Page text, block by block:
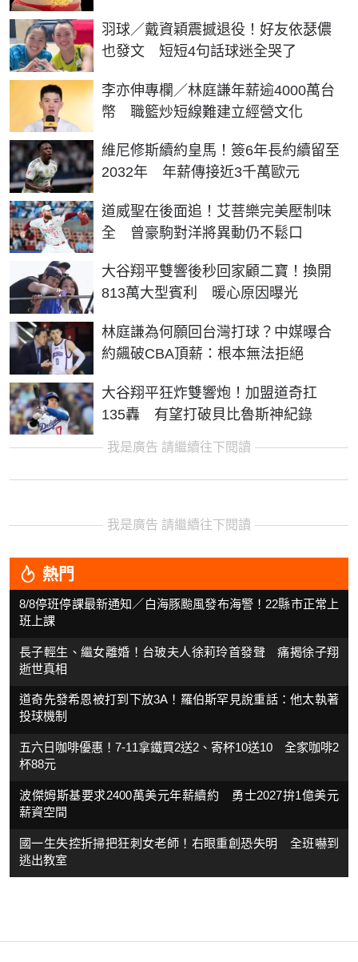
羽球／戴資穎震撼退役！好友依瑟儂
也發文 短短4句話球迷全哭了
李亦伸專欄／林庭謙年薪逾4000萬台
幣 職籃炒短線難建立經營文化
維尼修斯續約皇馬！簽6年長約續留至
2032年 年薪傳接近3千萬歐元
道威聖在後面追！艾菩樂完美壓制味
全 曾豪駒對洋將異動仍不鬆口
大谷翔平雙響後秒回家顧二寶！換開
813萬大型賓利 暖心原因曝光
林庭謙為何願回台灣打球？中媒曝合
約飆破CBA頂薪：根本無法拒絕
大谷翔平狂炸雙響炮！加盟道奇扛
135轟 有望打破貝比魯斯神紀錄
我是廣告 請繼續往下閱讀
我是廣告 請繼續往下閱讀
熱門
8/8停班停課最新通知／白海豚颱風發布海警！22縣市正常上
班上課
長子輕生、繼女離婚！台玻夫人徐莉玲首發聲 痛揭徐子翔
逝世真相
道奇先發希恩被打到下放3A！羅伯斯罕見說重話：他太執著
投球機制
五六日咖啡優惠！7-11拿鐵買2送2、寄杯10送10 全家咖啡2
杯88元
波傑姆斯基要求2400萬美元年薪續約 勇士2027拚1億美元
薪資空間
國一生失控折掃把狂刺女老師！右眼重創恐失明 全班嚇到
逃出教室